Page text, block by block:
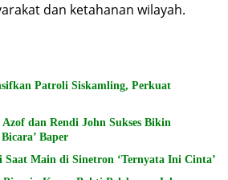
dan ketahanan wilayah.
Patroli Siskamling, Perkuat
dan Rendi John Sukses Bikin
Baper
Main di Sinetron ‘Ternyata Ini Cinta’